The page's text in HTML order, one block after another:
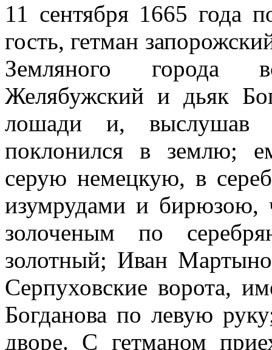
11 сентября 1665 года
гость, гетман
Земляного города
Желябужский и дьяк
лошади и, выслушав
поклонился в землю;
серую немецкую, в
изумрудами и бирюзою,
золоченым по
золотный; Иван
Серпуховские ворота,
Богданова по левую
дворе. С гетманом